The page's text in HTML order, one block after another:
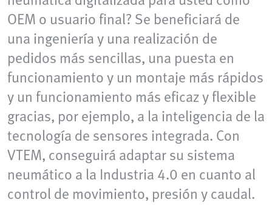
OEM o usuario final? Se beneficiará de
una ingeniería y una realización de
pedidos más sencillas, una puesta en
funcionamiento y un montaje más rápidos
y un funcionamiento más eficaz y flexible
gracias, por ejemplo, a la inteligencia de la
tecnología de sensores integrada. Con
VTEM, conseguirá adaptar su sistema
neumático a la Industria 4.0 en cuanto al
control de movimiento, presión y caudal.